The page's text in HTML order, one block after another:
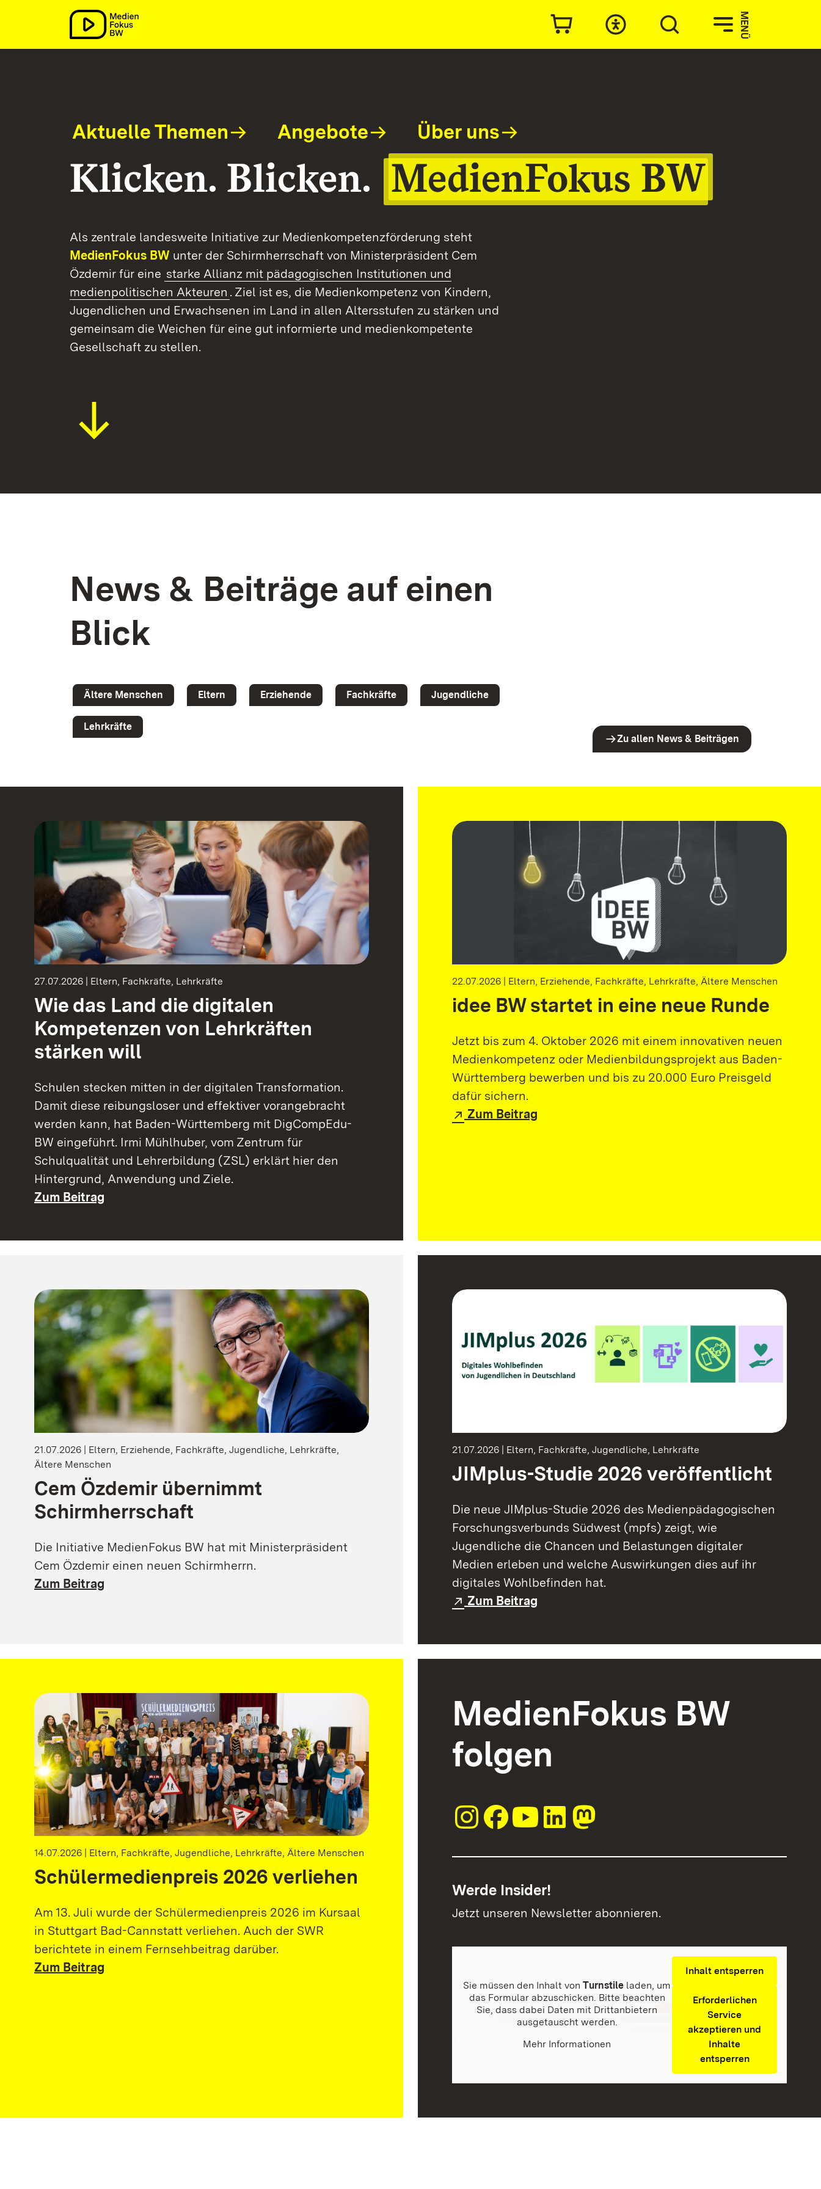
MENÜ
Aktuelle Themen Angebote Über uns
Klicken. Blicken. MedienFokus BW
Als zentrale landesweite Initiative zur Medienkompetenzförderung steht
MedienFokus BW unter der Schirmherrschaft von Ministerpräsident Cem
Özdemir für eine starke Allianz mit pädagogischen Institutionen und
medienpolitischen Akteuren . Ziel ist es, die Medienkompetenz von Kindern,
Jugendlichen und Erwachsenen im Land in allen Altersstufen zu stärken und
gemeinsam die Weichen für eine gut informierte und medienkompetente
Gesellschaft zu stellen.
News & Beiträge auf einen
Blick
Ältere Menschen Eltern Erziehende Fachkräfte Jugendliche
Lehrkräfte
Zu allen News & Beiträgen
27.07.2026 | Eltern, Fachkräfte, Lehrkräfte
Wie das Land die digitalen
Kompetenzen von Lehrkräften
stärken will
Schulen stecken mitten in der digitalen Transformation.
Damit diese reibungsloser und effektiver vorangebracht
werden kann, hat Baden-Württemberg mit DigCompEdu-
BW eingeführt. Irmi Mühlhuber, vom Zentrum für
Schulqualität und Lehrerbildung (ZSL) erklärt hier den
Hintergrund, Anwendung und Ziele.
Zum Beitrag
22.07.2026 | Eltern, Erziehende, Fachkräfte, Lehrkräfte, Ältere Menschen
idee BW startet in eine neue Runde
Jetzt bis zum 4. Oktober 2026 mit einem innovativen neuen
Medienkompetenz oder Medienbildungsprojekt aus Baden-
Württemberg bewerben und bis zu 20.000 Euro Preisgeld
dafür sichern.
Zum Beitrag
21.07.2026 | Eltern, Erziehende, Fachkräfte, Jugendliche, Lehrkräfte,
Ältere Menschen
Cem Özdemir übernimmt
Schirmherrschaft
Die Initiative MedienFokus BW hat mit Ministerpräsident
Cem Özdemir einen neuen Schirmherrn.
Zum Beitrag
21.07.2026 | Eltern, Fachkräfte, Jugendliche, Lehrkräfte
JIMplus-Studie 2026 veröffentlicht
Die neue JIMplus-Studie 2026 des Medienpädagogischen
Forschungsverbunds Südwest (mpfs) zeigt, wie
Jugendliche die Chancen und Belastungen digitaler
Medien erleben und welche Auswirkungen dies auf ihr
digitales Wohlbefinden hat.
Zum Beitrag
14.07.2026 | Eltern, Fachkräfte, Jugendliche, Lehrkräfte, Ältere Menschen
Schülermedienpreis 2026 verliehen
Am 13. Juli wurde der Schülermedienpreis 2026 im Kursaal
in Stuttgart Bad-Cannstatt verliehen. Auch der SWR
berichtete in einem Fernsehbeitrag darüber.
Zum Beitrag
MedienFokus BW
folgen
Werde Insider!
Jetzt unseren Newsletter abonnieren.
Sie müssen den Inhalt von Turnstile laden, um
das Formular abzuschicken. Bitte beachten
Sie, dass dabei Daten mit Drittanbietern
ausgetauscht werden.
Mehr Informationen
Inhalt entsperren
Erforderlichen
Service
akzeptieren und
Inhalte
entsperren